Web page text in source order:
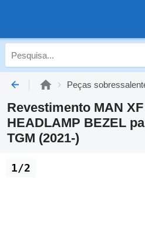
Peças
Revestimento MAN
HEADLAMP BEZEL
TGM (2021-)
1/2